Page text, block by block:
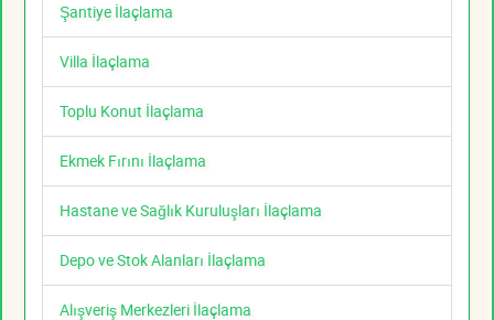
Şantiye İlaçlama
Villa İlaçlama
Toplu Konut İlaçlama
Ekmek Fırını İlaçlama
Hastane ve Sağlık Kuruluşları İlaçlama
Depo ve Stok Alanları İlaçlama
Alışveriş Merkezleri İlaçlama